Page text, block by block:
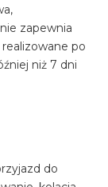
zapewnia
po
niż 7 dni
do